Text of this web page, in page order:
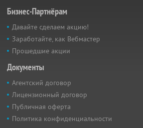
Бизнес-Партнёрам
Давайте сделаем акцию!
Заработайте, как Вебмастер
Прошедшие акции
Документы
Агентский договор
Лицензионный договор
Публичная оферта
Политика конфиденциальности